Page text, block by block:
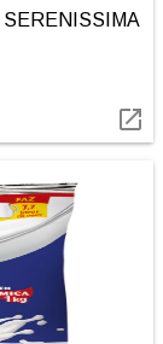
SERENISSIMA
